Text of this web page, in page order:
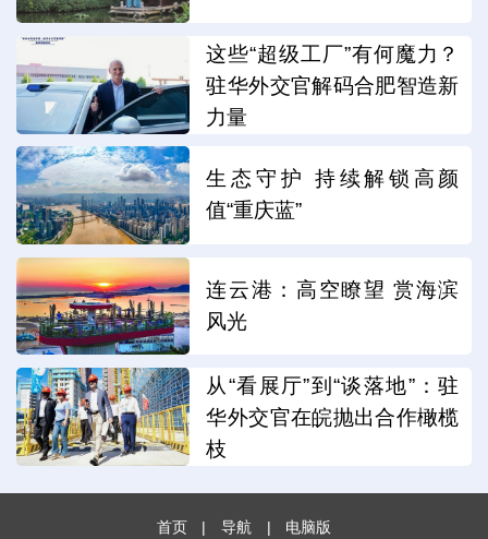
这些“超级工厂”有何魔力？
驻华外交官解码合肥智造新
力量
生态守护 持续解锁高颜
值“重庆蓝”
连云港：高空瞭望 赏海滨
风光
从“看展厅”到“谈落地”：驻
华外交官在皖抛出合作橄榄
枝
首页 | 导航 | 电脑版